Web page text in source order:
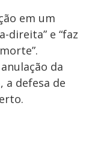
em um
direita” e “faz
da
a defesa de